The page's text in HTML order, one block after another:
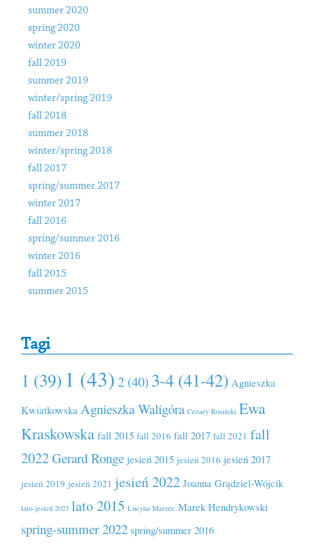
summer 2020
spring 2020
winter 2020
fall 2019
summer 2019
winter/spring 2019
fall 2018
summer 2018
winter/spring 2018
fall 2017
spring/summer 2017
winter 2017
fall 2016
spring/summer 2016
winter 2016
fall 2015
summer 2015
Tagi
1 (39) 1 (43) 2 (40) 3-4 (41-42) Agnieszka
Kwiatkowska Agnieszka Waligóra Cezary Rosiński Ewa
Kraskowska fall 2015 fall 2016 fall 2017 fall 2021 fall
2022Gerard Ronge jesień 2015 jesień 2016 jesień 2017
jesień 2019 jesień 2021 jesień 2022 Joanna Grądziel-Wójcik
lato-jesień 2023 lato 2015 Lucyna Marzec Marek Hendrykowski
spring-summer 2022 spring/summer 2016